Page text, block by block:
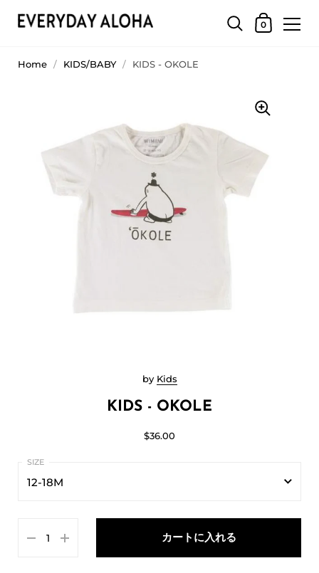
0
KIDS - OKOLE
by Kids
$36.00
12-18M
18-24M カートに入れる
Home / KIDS/BABY / KIDS - OKOLE